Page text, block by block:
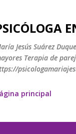
Jesús Suárez
Terapia de
principal